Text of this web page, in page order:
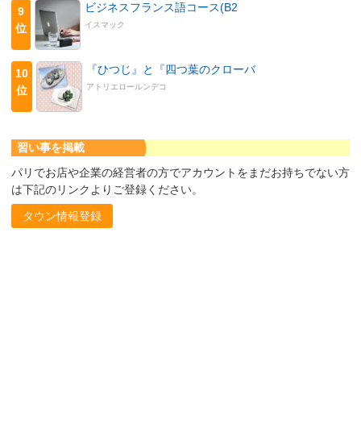
9
位
ビジネスフランス語コース(B2
イスマック
10
位
『ひつじ』と『四つ葉のクローバ
アトリエロールンデコ
習い事を掲載
パリでお店や企業の経営者の方でアカウントをまだお持ちでない方
は下記のリンクよりご登録ください。
タウン情報登録